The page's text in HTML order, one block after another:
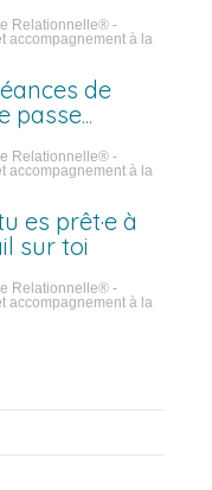
Relationnelle® -
accompagnement à la
de
passe
Relationnelle® -
accompagnement à la
es prêt·e à
sur toi
Relationnelle® -
accompagnement à la